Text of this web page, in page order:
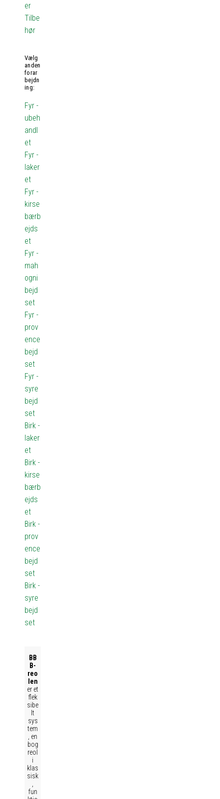
er
Tilbe
hør
Vælg
anden
forar
bejdn
ing:
Fyr -
ubeh
andl
et
Fyr -
laker
et
Fyr -
kirse
bærb
ejds
et
Fyr -
mah
ogni
bejd
set
Fyr -
prov
ence
bejd
set
Fyr -
syre
bejd
set
Birk -
laker
et
Birk -
kirse
bærb
ejds
et
Birk -
prov
ence
bejd
set
Birk -
syre
bejd
set
BB
B-
reo
len
er et
flek
sibe
lt
sys
tem
, en
bog
reol
i
klas
sisk
fun